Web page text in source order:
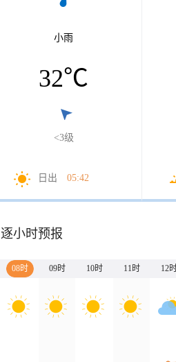
小雨
32℃
<3级
日出 05:42
逐小时预报
08时 09时 10时 11时 12